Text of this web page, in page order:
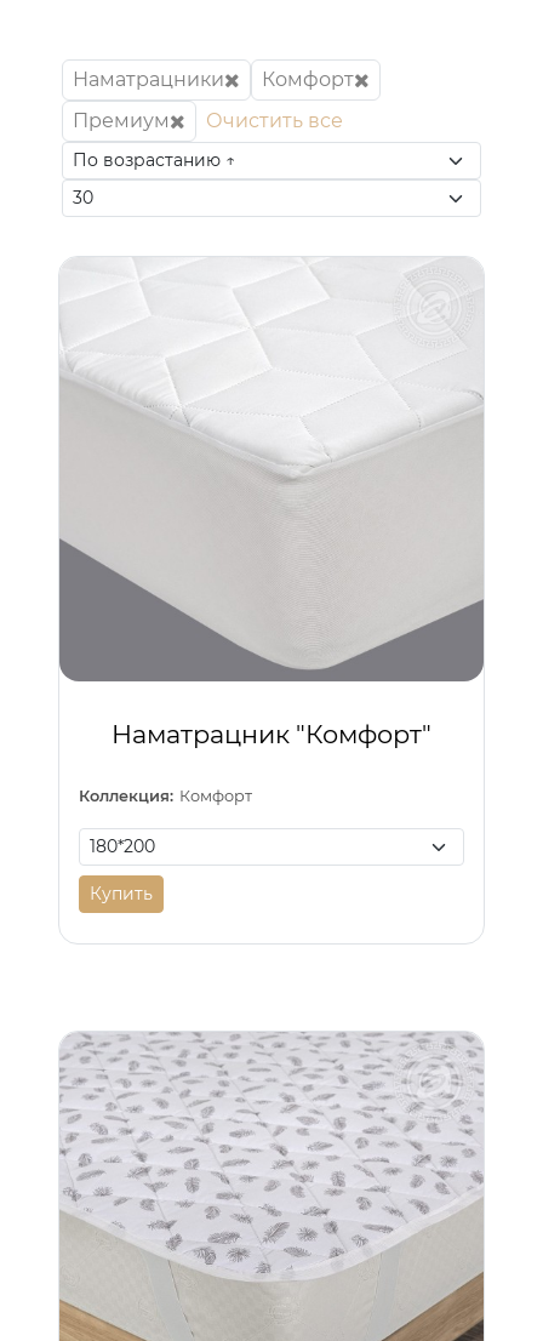
Наматрацники
Комфорт
Премиум
Очистить все
Наматрацник "Комфорт"
Коллекция: Комфорт
Купить